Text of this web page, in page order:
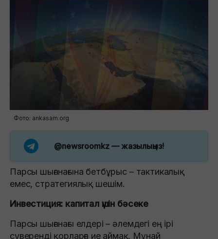
Фото: ankasam.org
@newsroomkz — жазылыңыз!
Парсы шығанағына бетбұрыс – тактикалық
емес, стратегиялық шешім.
Инвестиция: капитал үшін бәсеке
Парсы шығанағы елдері – әлемдегі ең ірі
суверенді қорларға ие аймақ. Мұнай